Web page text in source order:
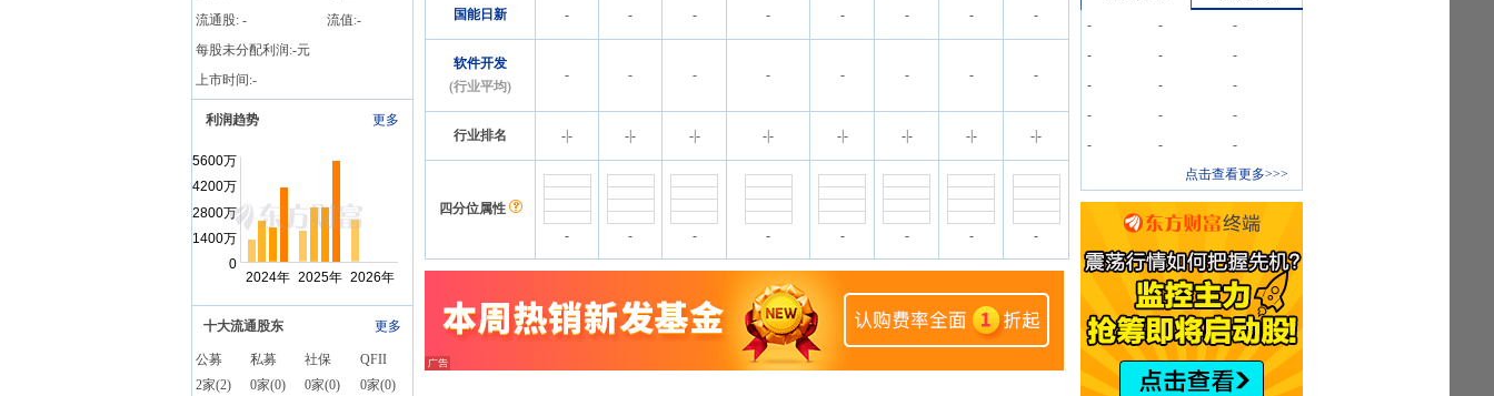
流通股: - 流值:-
每股未分配利润:-元
上市时间:-
利润趋势 更多
十大流通股东 更多
公募 私募 社保
QFII
2家(2) 0家(0) 0家(0) 0家(0)
国能日新 - - - - - - - -
软件开发
(行业平均)
- - - - - - - -
行业排名 -- -- -|- -- -|- -|- -|- --
四分位属性
-
- - - - - - -
- -
-
-
-
-
-
-
-
-
-
-
-
-
-
点击查看更多>>>